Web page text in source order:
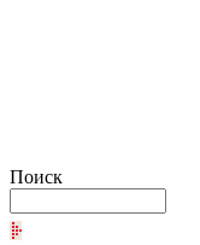
Поиск